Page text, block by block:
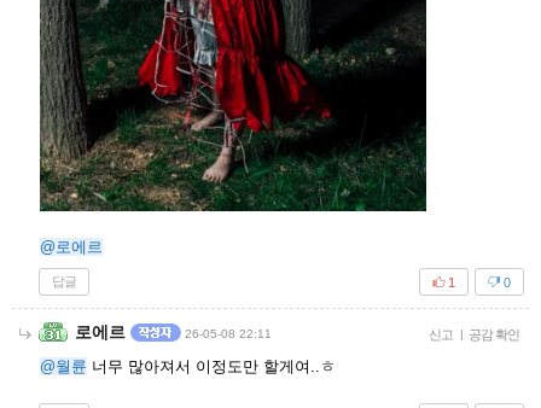
@로에르
답글 0
1
로에르 26-05-08 22:11 신고 공감 확인
@월륜 너무 많아져서 이정도만 할게여..ㅎ